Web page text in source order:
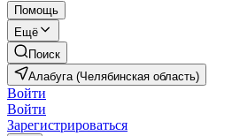
Помощь
Ещё
Поиск
Алабуга (Челябинская область)
Войти
Войти
Зарегистрироваться